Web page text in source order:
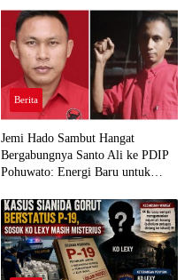
Berita
Jemi Hado Sambut Hangat
Bergabungnya Santo Ali ke PDIP
Pohuwato: Energi Baru untuk